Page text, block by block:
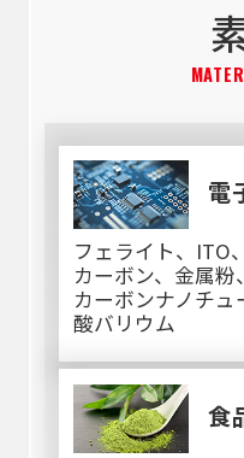
電
フェライト、ITO
カーボン、金属粉
カーボンナノチ
酸バリウム
食